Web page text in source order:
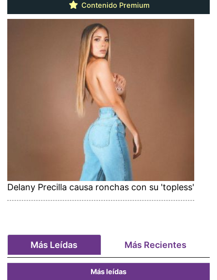
Contenido Premium
Delany Precilla causa ronchas con su 'topless'
Más Leídas Más Recientes
Más leídas